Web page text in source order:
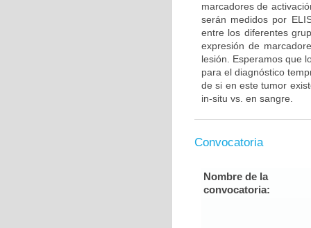
marcadores de
serán medidos por
entre los diferentes
expresión de
lesión. Esperamos que
para el diagnóstico
de si en este tumor
in-situ vs. en sangre.
Convocatoria
Nombre de la
convocatoria: